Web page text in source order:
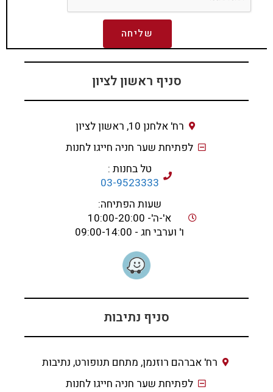
שליחה
סניף ראשון לציון
רח' אלחנן 10, ראשון לציון
לפתיחת שער חניה חייגו לחנות
טל בחנות :
03-9523333
שעות הפתיחה:
א'-ה'- 10:00-20:00
ו' וערבי חג - 09:00-14:00
סניף נתיבות
רח' אברהם רוזנמן, מתחם תנופורט, נתיבות
לפתיחת שער חניה חייגו לחנות